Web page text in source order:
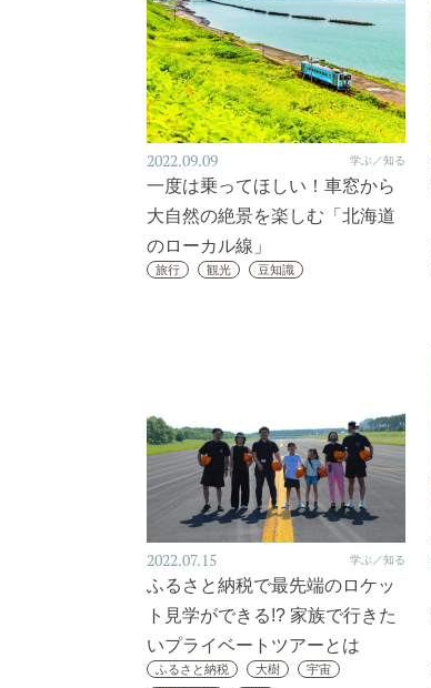
2022.09.09 学ぶ／知る
一度は乗ってほしい！車窓から
大自然の絶景を楽しむ「北海道
のローカル線」
旅行 観光 豆知識
2022.07.15 学ぶ／知る
ふるさと納税で最先端のロケッ
ト見学ができる!? 家族で行きた
いプライベートツアーとは
ふるさと納税 大樹
宇宙